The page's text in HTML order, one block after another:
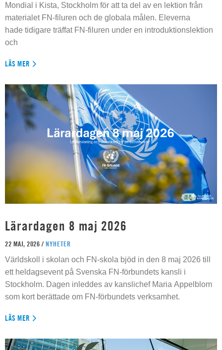
Mondial i Kista, Stockholm för att ta del av en lektion från
materialet FN-filuren och de globala målen. Eleverna
hade tidigare träffat FN-filuren under en introduktionslektion
och
LÄS MER
Lärardagen 8 maj 2026
22 MAJ, 2026 / NYHETER
Världskoll i skolan och FN-skola bjöd in den 8 maj 2026 till
ett heldagsevent på Svenska FN-förbundets kansli i
Stockholm. Dagen inleddes av kanslichef Maria Appelblom
som kort berättade om FN-förbundets verksamhet.
LÄS MER